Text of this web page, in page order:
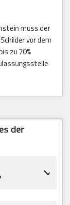
muss der
vor dem
zu 70%
der